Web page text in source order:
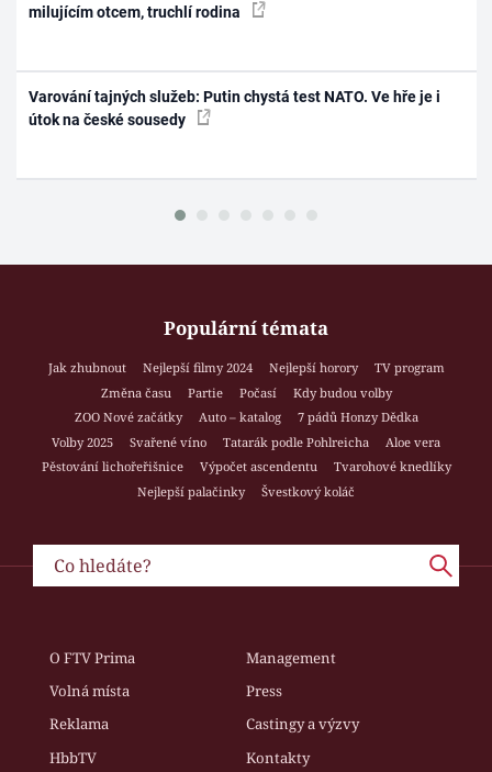
milujícím otcem, truchlí rodina
Varování tajných služeb: Putin chystá test NATO. Ve hře je i
útok na české sousedy
Populární témata
Jak zhubnout Nejlepší filmy 2024 Nejlepší horory
TV program
Změna času
Partie Počasí
Kdy budou volby
ZOO Nové začátky
Auto – katalog
7 pádů Honzy Dědka
Volby 2025
Svařené víno Tatarák podle Pohlreicha
Aloe vera
Pěstování lichořeřišnice
Výpočet ascendentu
Tvarohové knedlíky
Nejlepší palačinky
Švestkový koláč
O FTV Prima
Management
Volná místa
Press
Reklama
Castingy a výzvy
HbbTV
Kontakty